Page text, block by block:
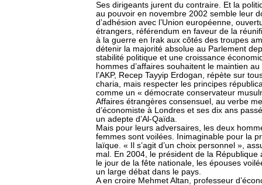
Ses dirigeants jurent du contraire. Et la
au pouvoir en novembre 2002 semble leur
d’adhésion avec l’Union européenne,
étrangers, référendum en faveur de la
à la guerre en Irak aux côtés des troupes
détenir la majorité absolue au Parlement
stabilité politique et une croissance
hommes d’affaires souhaitent le maintien
l’AKP, Recep Tayyip Erdogan, répète sur
charia, mais respecter les principes
comme un « démocrate conservateur
Affaires étrangères consensuel, au verbe
d’économiste à Londres et ses dix ans
un adepte d’Al-Qaïda.
Mais pour leurs adversaires, les deux
femmes sont voilées. Inimaginable pour la
laïque. « Il s’agit d’un choix personnel »,
mal. En 2004, le président de la
le jour de la fête nationale, les épouses
un large débat dans le pays.
A en croire Mehmet Altan, professeur